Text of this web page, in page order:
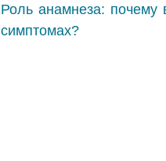
Роль анамнеза: почему
симптомах?